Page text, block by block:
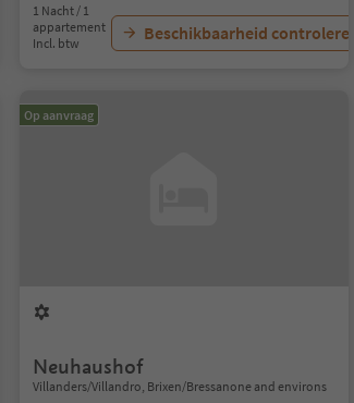
1 Nacht / 1
appartement
Incl. btw
Beschikbaarheid controleren
Op aanvraag
Neuhaushof
Villanders/Villandro, Brixen/Bressanone and environs